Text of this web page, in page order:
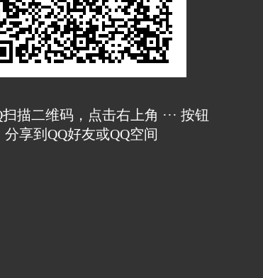
描二维码，点击右上角 ··· 按钮
分享到QQ好友或QQ空间